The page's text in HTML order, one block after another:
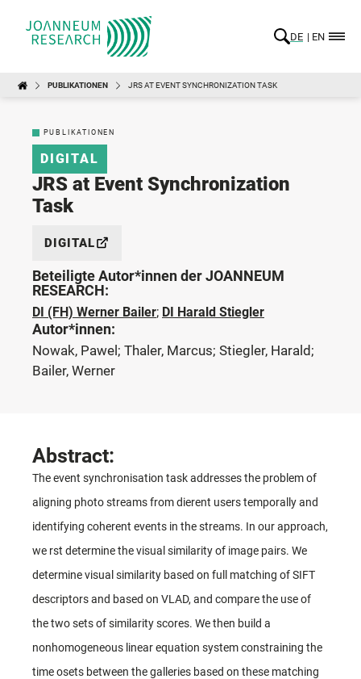
DE EN
PUBLIKATIONEN JRS AT EVENT SYNCHRONIZATION TASK
PUBLIKATIONEN
DIGITAL
JRS at Event Synchronization
Task
DIGITAL
Beteiligte Autor*innen der JOANNEUM
RESEARCH:
DI (FH) Werner Bailer; DI Harald Stiegler
Autor*innen:
Nowak, Pawel; Thaler, Marcus; Stiegler, Harald;
Bailer, Werner
Abstract:
The event synchronisation task addresses the problem of
aligning photo streams from dierent users temporally and
identifying coherent events in the streams. In our approach,
we rst determine the visual similarity of image pairs. We
determine visual similarity based on full matching of SIFT
descriptors and based on VLAD, and compare the use of
the two sets of similarity scores. We then build a
nonhomogeneous linear equation system constraining the
time osets between the galleries based on these matching